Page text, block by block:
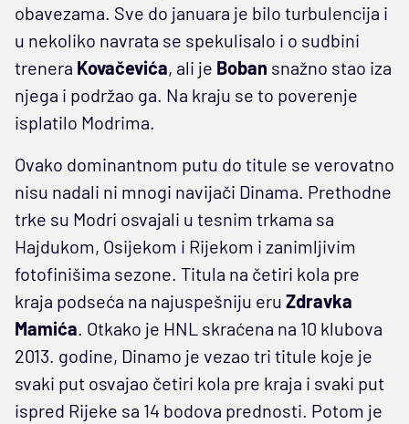
obavezama. Sve do januara je bilo turbulencija i
u nekoliko navrata se spekulisalo i o sudbini
trenera Kovačevića, ali je Boban snažno stao iza
njega i podržao ga. Na kraju se to poverenje
isplatilo Modrima.
Ovako dominantnom putu do titule se verovatno
nisu nadali ni mnogi navijači Dinama. Prethodne
trke su Modri osvajali u tesnim trkama sa
Hajdukom, Osijekom i Rijekom i zanimljivim
fotofinišima sezone. Titula na četiri kola pre
kraja podseća na najuspešniju eru Zdravka
Mamića. Otkako je HNL skraćena na 10 klubova
2013. godine, Dinamo je vezao tri titule koje je
svaki put osvajao četiri kola pre kraja i svaki put
ispred Rijeke sa 14 bodova prednosti. Potom je